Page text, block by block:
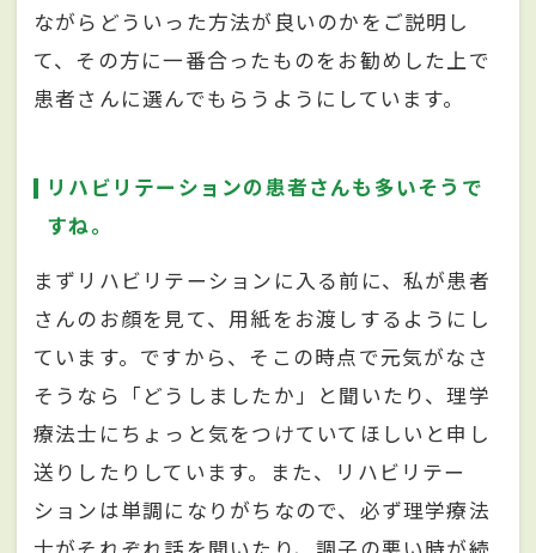
ながらどういった方法が良いのかをご説明し
て、その方に一番合ったものをお勧めした上で
患者さんに選んでもらうようにしています。
リハビリテーションの患者さんも多いそうで
すね。
まずリハビリテーションに入る前に、私が患者
さんのお顔を見て、用紙をお渡しするようにし
ています。ですから、そこの時点で元気がなさ
そうなら「どうしましたか」と聞いたり、理学
療法士にちょっと気をつけていてほしいと申し
送りしたりしています。また、リハビリテー
ションは単調になりがちなので、必ず理学療法